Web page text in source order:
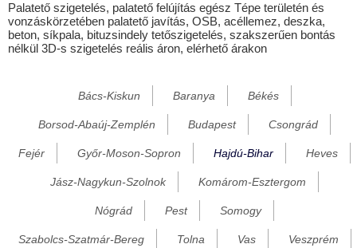
Esztár
Földeák
Fülöpháza
Gáborján
Görcsönydoboka
Hajdúböszörmény
Palatető szigetelés, palatető felújítás egész Tépe területén és
vonzáskörzetében palatető javítás, OSB, acéllemez, deszka,
beton, síkpala, bituzsindely tetőszigetelés, szakszerűen bontás
nélkül 3D-s szigetelés reális áron, elérhető árakon
Bács-Kiskun Baranya Békés
Borsod-Abaúj-Zemplén Budapest Csongrád
Fejér Győr-Moson-Sopron Hajdú-Bihar Heves
Jász-Nagykun-Szolnok Komárom-Esztergom
Nógrád Pest Somogy
Szabolcs-Szatmár-Bereg Tolna Vas Veszprém